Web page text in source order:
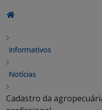
Informativos
Notícias
Cadastro da